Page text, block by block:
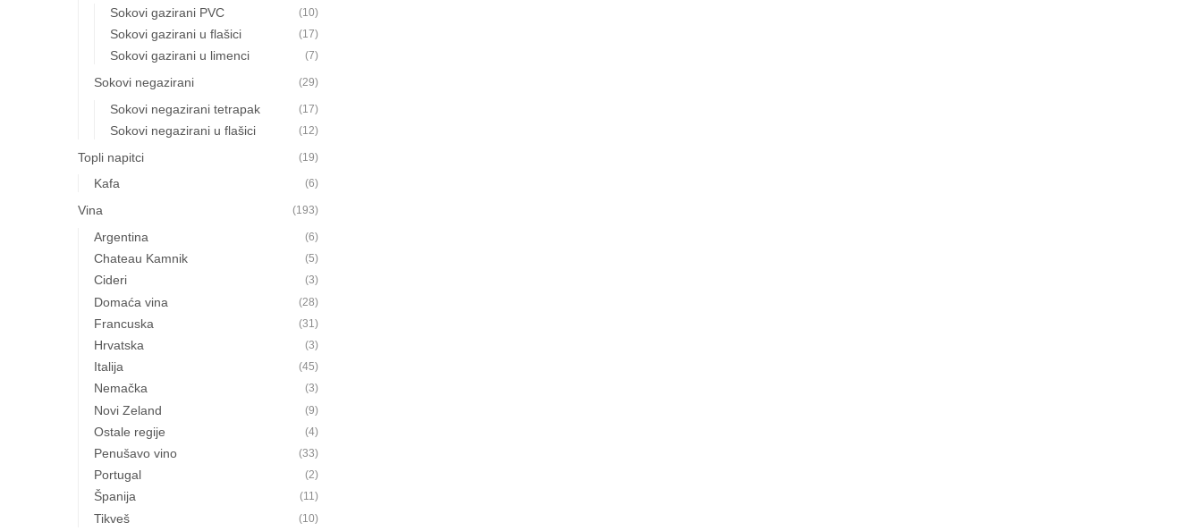
Sokovi gazirani PVC (10)
Sokovi gazirani u flašici (17)
Sokovi gazirani u limenci (7)
Sokovi negazirani (29)
Sokovi negazirani tetrapak (17)
Sokovi negazirani u flašici (12)
Topli napitci (19)
Kafa (6)
Vina (193)
Argentina (6)
Chateau Kamnik (5)
Cideri (3)
Domaća vina (28)
Francuska (31)
Hrvatska (3)
Italija (45)
Nemačka (3)
Novi Zeland (9)
Ostale regije (4)
Penušavo vino (33)
Portugal (2)
Španija (11)
Tikveš (10)